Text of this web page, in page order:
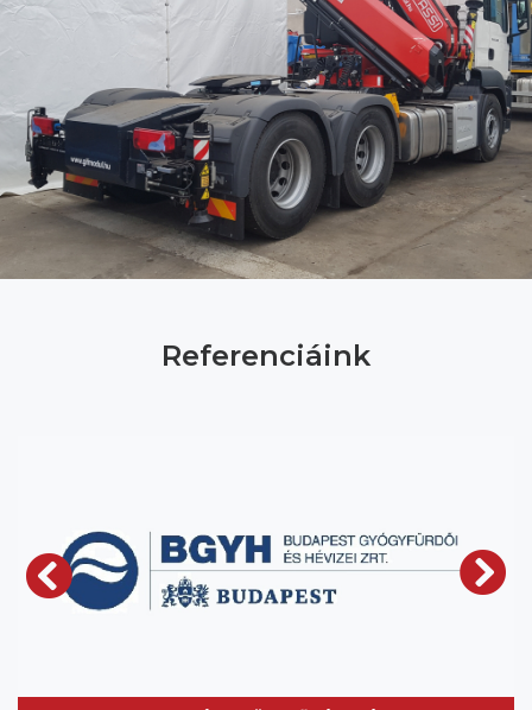
Referenciáink